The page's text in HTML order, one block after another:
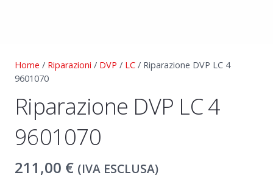
Home / Riparazioni / DVP / LC / Riparazione DVP LC 4
9601070
Riparazione DVP LC 4
9601070
211,00 € (IVA ESCLUSA)